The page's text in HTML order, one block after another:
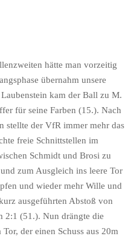
hätte man vorzeitig
übernahm unsere
kam der Ball zu M.
für seine Farben (15.). Nach
stellte der VfR immer mehr das
freie Schnittstellen im
Schmidt und Brosi zu
zum Ausgleich ins leere Tor
und wieder mehr Wille und
ausgeführten Abstoß von
2:1 (51.). Nun drängte die
der einen Schuss aus 20m